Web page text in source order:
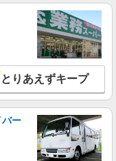
とりあえずキープ
バー